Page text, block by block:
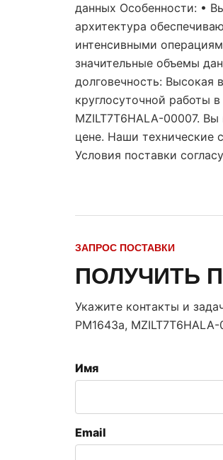
данных Особенности: •
архитектура
интенсивными
значительные объемы
долговечность: Высокая
круглосуточной работы
MZILT7T6HALA-00007.
цене. Наши технические
Условия поставки
ЗАПРОС ПОСТАВКИ
ПОЛУЧИТЬ
Укажите контакты и
PM1643a,
Имя
Email